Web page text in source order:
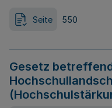
Seite 550
Gesetz